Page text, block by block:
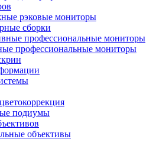
рэковые мониторы
сборки
профессиональные мониторы
профессиональные мониторы
подиумы
объективы